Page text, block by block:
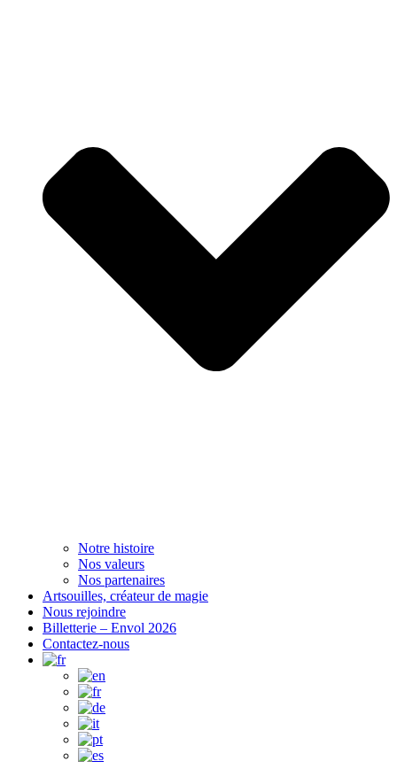
Notre histoire
Nos valeurs
Nos partenaires
Artsouilles, créateur de magie
Nous rejoindre
Billetterie – Envol 2026
Contactez-nous